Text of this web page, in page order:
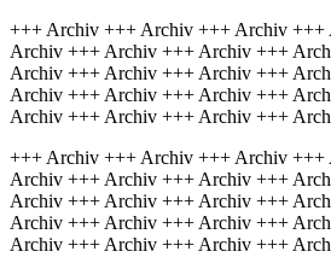
+++ Archiv +++ Archiv +++ Archiv
Archiv +++ Archiv +++ Archiv +++
Archiv +++ Archiv +++ Archiv +++
Archiv +++ Archiv +++ Archiv +++
Archiv +++ Archiv +++ Archiv +++
+++ Archiv +++ Archiv +++ Archiv
Archiv +++ Archiv +++ Archiv +++
Archiv +++ Archiv +++ Archiv +++
Archiv +++ Archiv +++ Archiv +++
Archiv +++ Archiv +++ Archiv +++